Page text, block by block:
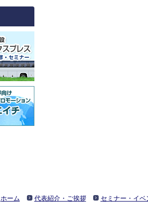
ホーム 代表紹介・ご挨拶 セミナー・イベ